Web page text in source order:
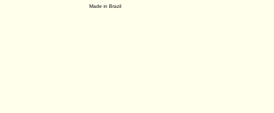
Made in Brazil